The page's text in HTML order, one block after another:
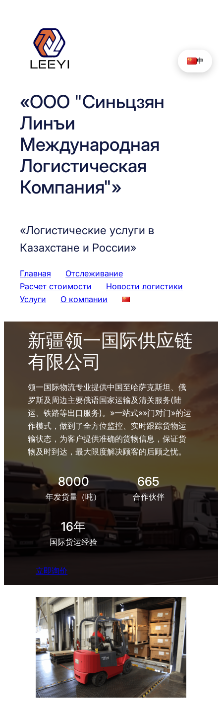
содержимому
«ООО "Синьцзян
Линъи
Международная
Логистическая
Компания"»
«Логистические услуги в
Казахстане и России»
Главная
Отслеживание
Расчет стоимости
Новости логистики
Услуги
О компании
新疆领一国际供应链
有限公司
领一国际物流专业提供中国至哈萨克斯坦、俄
罗斯及周边主要俄语国家运输及清关服务(陆
运、铁路等出口服务)。»一站式»»门对门»的运
作模式，做到了全方位监控、实时跟踪货物运
输状态，为客户提供准确的货物信息，保证货
物及时到达，最大限度解决顾客的后顾之忧。
8000
年发货量（吨）
665
合作伙伴
16年
国际货运经验
立即询价
中